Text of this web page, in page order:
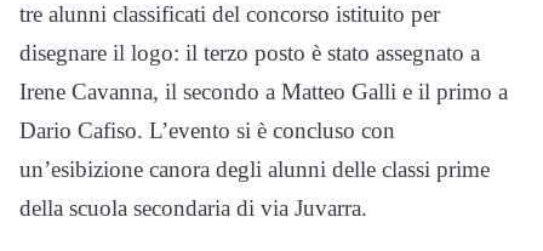
tre alunni classificati del concorso istituito per
disegnare il logo: il terzo posto è stato assegnato a
Irene Cavanna, il secondo a Matteo Galli e il primo a
Dario Cafiso. L’evento si è concluso con
un’esibizione canora degli alunni delle classi prime
della scuola secondaria di via Juvarra.